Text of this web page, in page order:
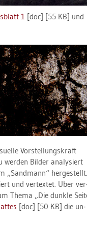
1 [doc] [55 KB] und
Vor­stel­lungs­kraft
wer­den Bil­der ana­ly­siert
„Sand­mann“ her­ge­stellt.
und ver­tex­tet. Über
Thema „Die dunk­le
[doc] [50 KB] die un­